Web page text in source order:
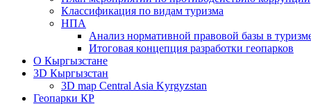
Классификация по видам туризма
НПА
Анализ нормативной правовой базы в
Итоговая концепция разработки геопарков
О Кыргызстане
3D Кыргызстан
3D map Central Asia Kyrgyzstan
Геопарки КР